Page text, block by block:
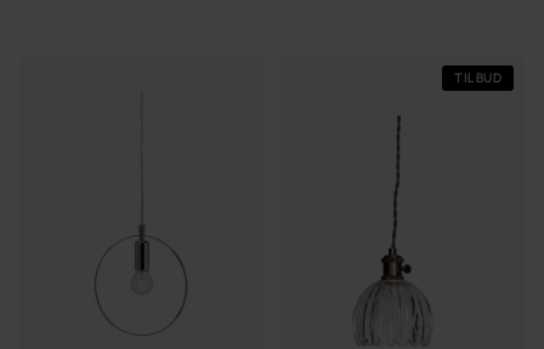
TILBUD